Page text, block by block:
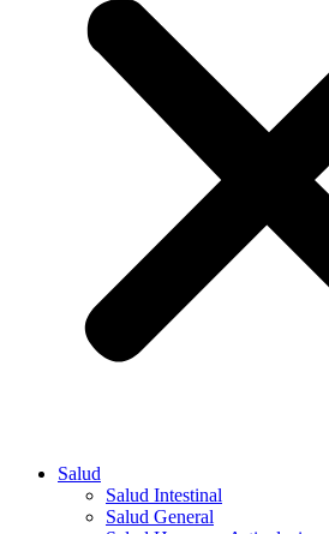
Salud
Salud Intestinal
Salud General